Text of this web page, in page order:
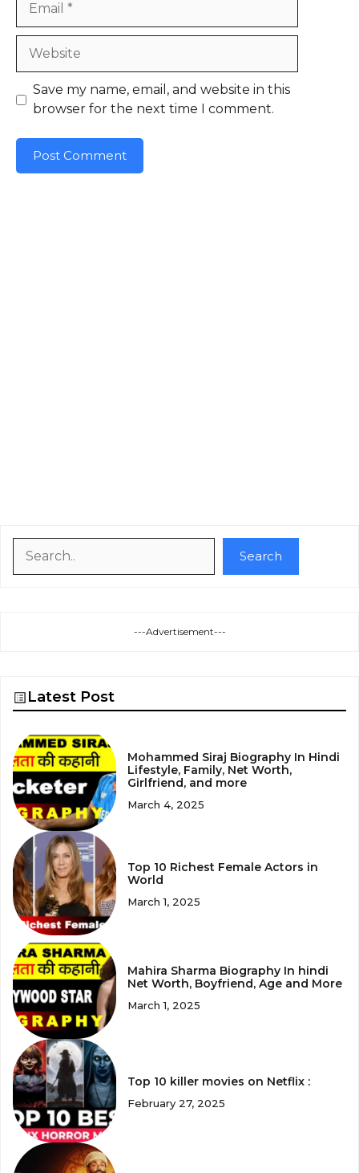
Website
Save my name, email, and website in this
browser for the next time I comment.
Search
---Advertisement---
Latest Post
Mohammed Siraj Biography In Hindi
Lifestyle, Family, Net Worth,
Girlfriend, and more
March 4, 2025
Top 10 Richest Female Actors in
World
March 1, 2025
Mahira Sharma Biography In hindi
Net Worth, Boyfriend, Age and More
March 1, 2025
Top 10 killer movies on Netflix :
February 27, 2025